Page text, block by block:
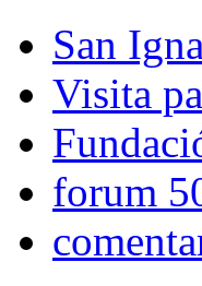
San
Visita
forum